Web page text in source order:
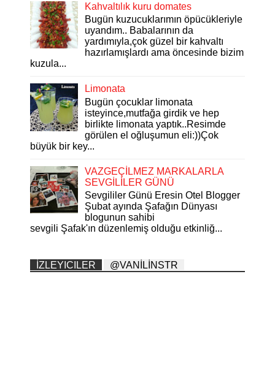
Kahvaltılık kuru domates
Bugün kuzucuklarımın öpücükleriyle
uyandım.. Babalarının da
yardımıyla,çok güzel bir kahvaltı
hazırlamışlardı ama öncesinde bizim
kuzula...
Limonata
Bugün çocuklar limonata
isteyince,mutfağa girdik ve hep
birlikte limonata yaptık..Resimde
görülen el oğluşumun eli:))Çok
büyük bir key...
VAZGEÇİLMEZ MARKALARLA
SEVGİLİLER GÜNÜ
Sevgililer Günü Eresin Otel Blogger
Şubat ayında Şafağın Dünyası
blogunun sahibi
sevgili Şafak'ın düzenlemiş olduğu etkinliğ...
İZLEYICILER @VANİLİNSTR